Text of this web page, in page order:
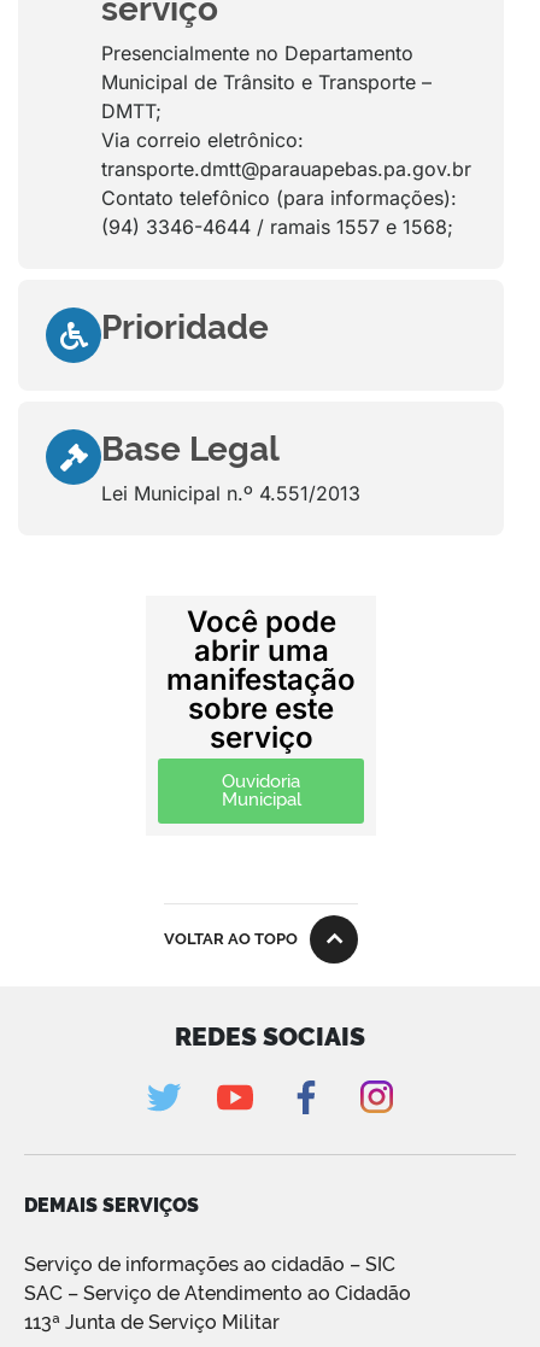
serviço
Presencialmente no Departamento
Municipal de Trânsito e Transporte –
DMTT;
Via correio eletrônico:
transporte.dmtt@parauapebas.pa.gov.br
Contato telefônico (para informações):
(94) 3346-4644 / ramais 1557 e 1568;
Prioridade
Base Legal
Lei Municipal n.º 4.551/2013
Você pode
abrir uma
manifestação
sobre este
serviço
Ouvidoria
Municipal
VOLTAR AO TOPO
REDES SOCIAIS
DEMAIS SERVIÇOS
Serviço de informações ao cidadão – SIC
SAC – Serviço de Atendimento ao Cidadão
113ª Junta de Serviço Militar